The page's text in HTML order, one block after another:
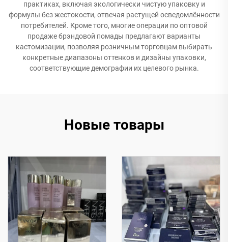
практиках, включая экологически чистую упаковку и
формулы без жестокости, отвечая растущей осведомлённости
потребителей. Кроме того, многие операции по оптовой
продаже брэндовой помады предлагают варианты
кастомизации, позволяя розничным торговцам выбирать
конкретные диапазоны оттенков и дизайны упаковки,
соответствующие демографии их целевого рынка.
Новые товары